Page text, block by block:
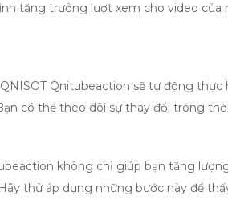
tăng trưởng lượt xem cho video của
QNISOT Qnitubeaction sẽ tự động thực
có thể theo dõi sự thay đổi trong
không chỉ giúp bạn tăng
thử áp dụng những bước này để